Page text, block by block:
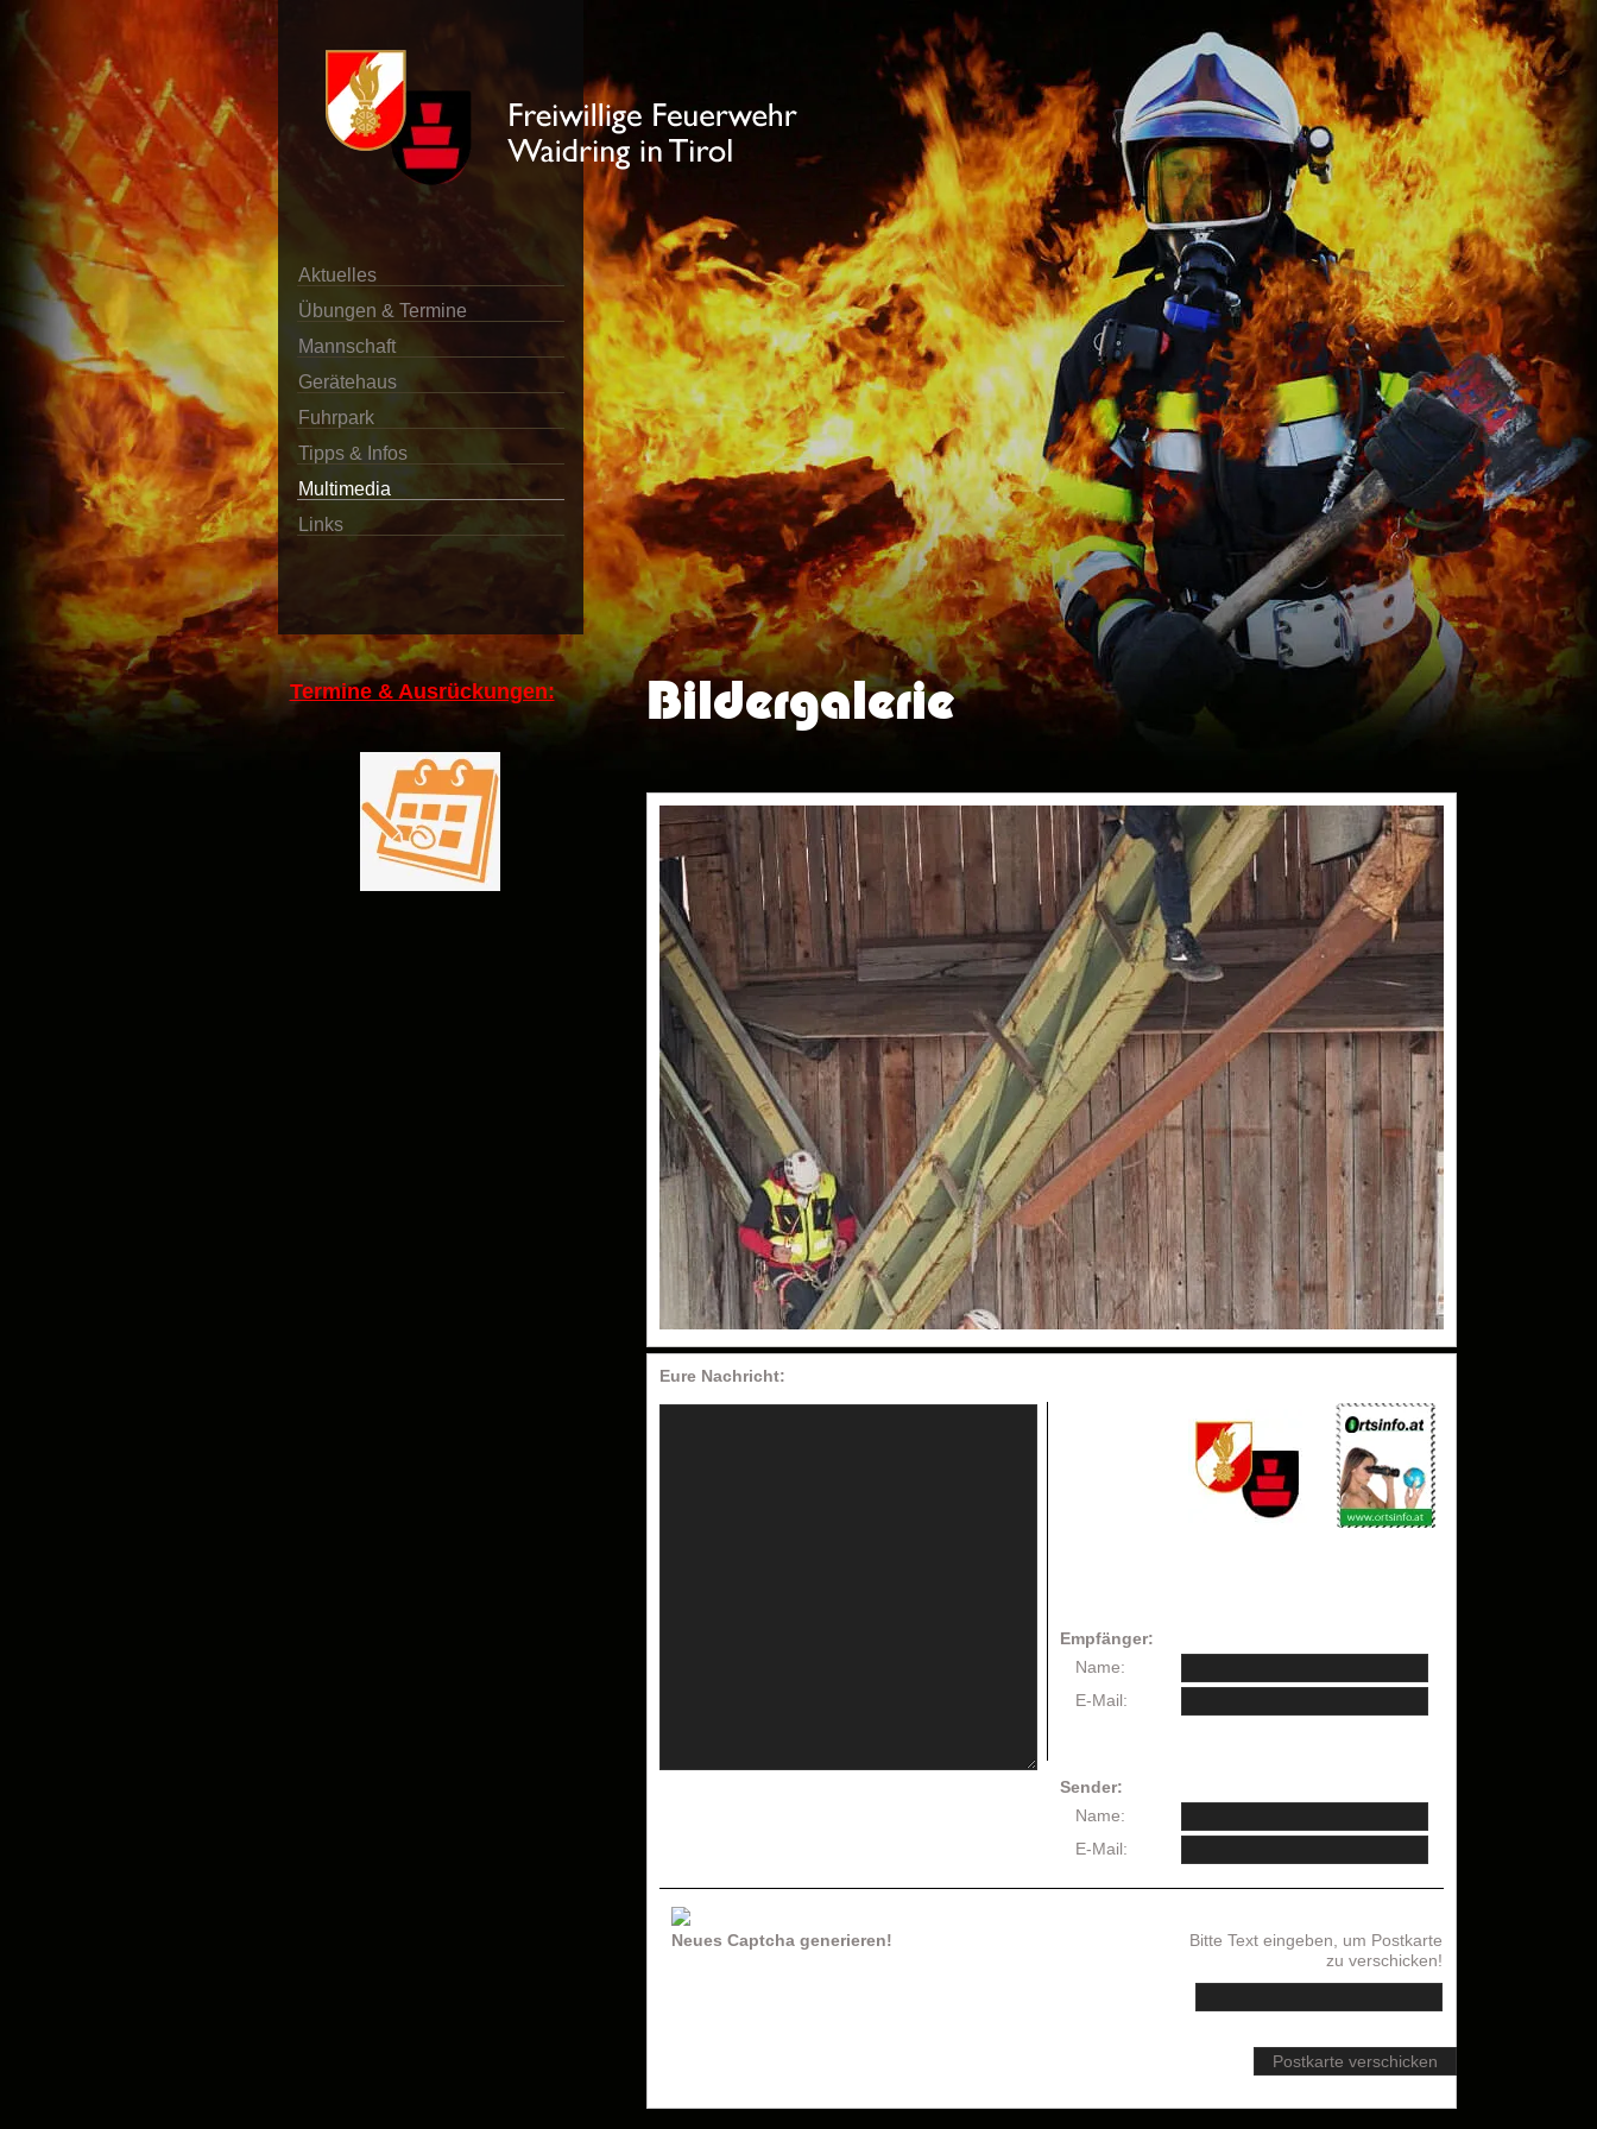
Aktuelles
Übungen & Termine
Mannschaft
Gerätehaus
Fuhrpark
Tipps & Infos
Multimedia
Links
Termine & Ausrückungen: Bildergalerie
Eure Nachricht:
Empfänger:
Name:
E-Mail:
Sender:
Name:
E-Mail:
Neues Captcha generieren!
Bitte Text eingeben, um Postkarte
zu verschicken!